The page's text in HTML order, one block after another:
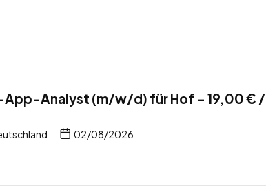
Analyst (m/w/d) für Hof – 19,00 € /
02/08/2026